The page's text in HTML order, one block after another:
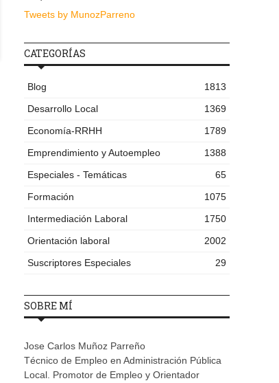
Tweets by MunozParreno
CATEGORÍAS
Blog
1813
Desarrollo Local
1369
Economía-RRHH
1789
Emprendimiento y Autoempleo
1388
Especiales - Temáticas
65
Formación
1075
Intermediación Laboral
1750
Orientación laboral
2002
Suscriptores Especiales
29
SOBRE MÍ
Jose Carlos Muñoz Parreño
Técnico de Empleo en Administración Pública
Local. Promotor de Empleo y Orientador